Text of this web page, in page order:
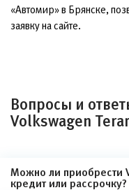
«Автомир» в Брянске,
заявку на сайте.
Вопросы и
Volkswagen
Можно ли приобрести
кредит или рассрочку?